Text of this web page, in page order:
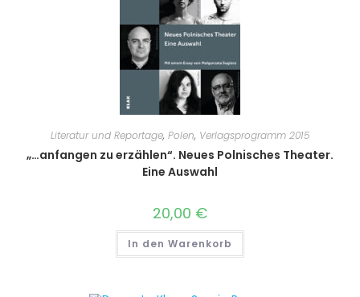
Literatur und Reportage, Polen, Verlagsprogramm 2015
„…anfangen zu erzählen“. Neues Polnisches Theater.
Eine Auswahl
20,00 €
In den Warenkorb